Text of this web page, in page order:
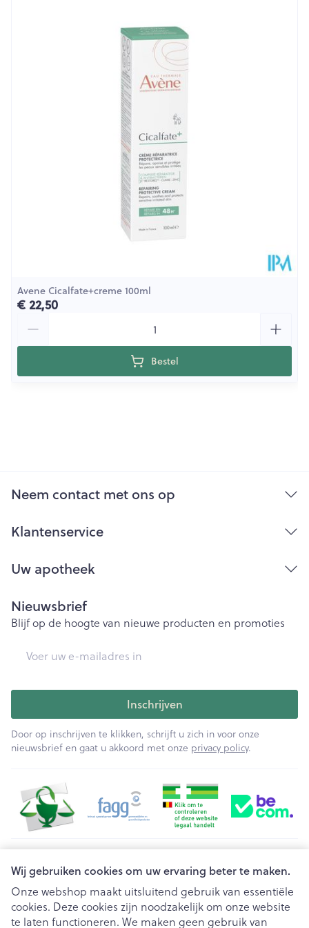
Wij gebruiken cookies om uw ervaring beter te maken.
Onze webshop maakt uitsluitend gebruik van essentiële
cookies. Deze cookies zijn noodzakelijk om onze website
te laten functioneren. We maken geen gebruik van
38 mm
Kamertemperatuur (15°C - 25°C)
Avene Cicalfate+creme 100ml
€ 22,50
Bestel
Neem contact met ons op
Klantenservice
Uw apotheek
Nieuwsbrief
Blijf op de hoogte van nieuwe producten en promoties
Inschrijven
Door op inschrijven te klikken, schrijft u zich in voor onze
nieuwsbrief en gaat u akkoord met onze privacy policy.
Juridische links